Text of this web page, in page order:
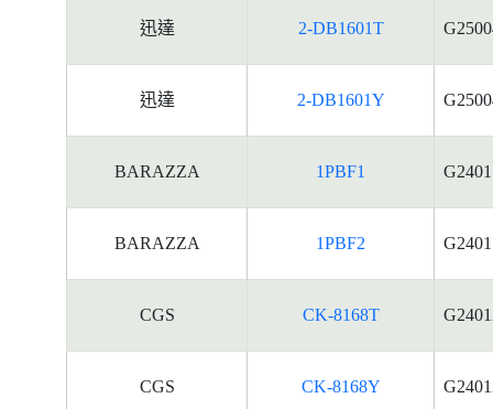
迅達 2-DB1601T
迅達 2-DB1601Y
BARAZZA 1PBF1
BARAZZA 1PBF2
CGS CK-8168T
CGS CK-8168Y